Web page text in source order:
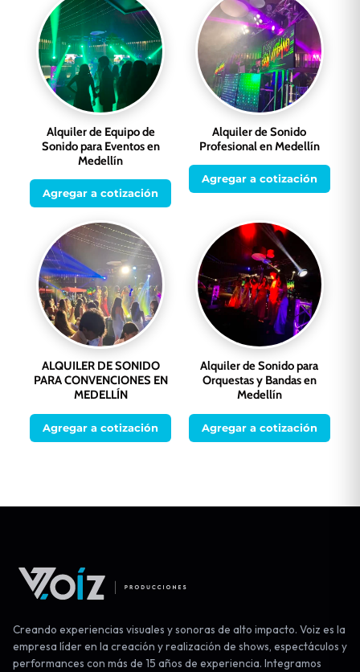
Alquiler de Equipo de
Sonido para Eventos en
Medellín
Agregar a cotización
Alquiler de Sonido
Profesional en Medellín
Agregar a cotización
ALQUILER DE SONIDO
PARA CONVENCIONES EN
MEDELLÍN
Agregar a cotización
Alquiler de Sonido para
Orquestas y Bandas en
Medellín
Agregar a cotización
Creando experiencias visuales y sonoras de alto impacto. Voiz es la
empresa líder en la creación y realización de shows, espectáculos y
performances con más de 15 años de experiencia. Integramos